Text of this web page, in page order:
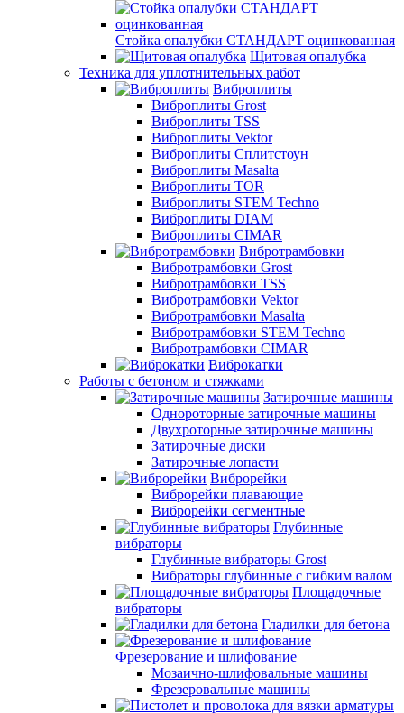
Стойка опалубки СТАНДАРТ оцинкованная
Щитовая опалубка
Техника для уплотнительных работ
Виброплиты
Виброплиты Grost
Виброплиты TSS
Виброплиты Vektor
Виброплиты Сплитстоун
Виброплиты Masalta
Виброплиты TOR
Виброплиты STEM Techno
Виброплиты DIAM
Виброплиты CIMAR
Вибротрамбовки
Вибротрамбовки Grost
Вибротрамбовки TSS
Вибротрамбовки Vektor
Вибротрамбовки Masalta
Вибротрамбовки STEM Techno
Вибротрамбовки CIMAR
Виброкатки
Работы с бетоном и стяжками
Затирочные машины
Однороторные затирочные машины
Двухроторные затирочные машины
Затирочные диски
Затирочные лопасти
Виброрейки
Виброрейки плавающие
Виброрейки сегментные
Глубинные
вибраторы
Глубинные вибраторы Grost
Вибраторы глубинные с гибким валом
Площадочные
вибраторы
Гладилки для бетона
Фрезерование и шлифование
Мозаично-шлифовальные машины
Фрезеровальные машины